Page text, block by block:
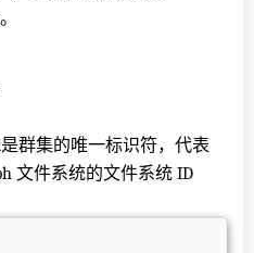
群集的唯一标识符，代表
文件系统的文件系统 ID